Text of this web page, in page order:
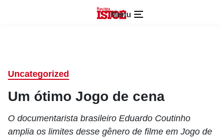
Menu
Uncategorized
Um ótimo Jogo de cena
O documentarista brasileiro Eduardo Coutinho
amplia os limites desse gênero de filme em Jogo de